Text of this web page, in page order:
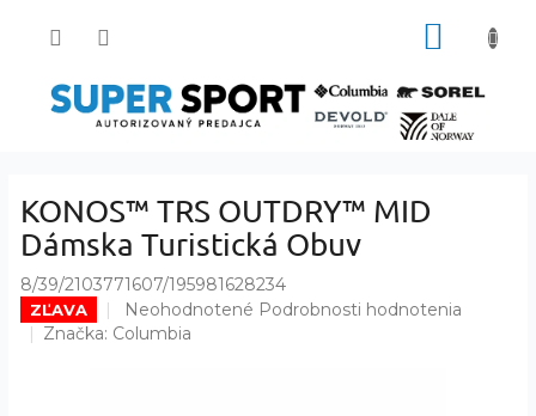
KONOS™ TRS OUTDRY™ MID
Dámska Turistická Obuv
8/39/2103771607/195981628234
ZĽAVA
Priemerné
hodnotenie
Neohodnotené Podrobnosti hodnotenia
Značka: Columbia